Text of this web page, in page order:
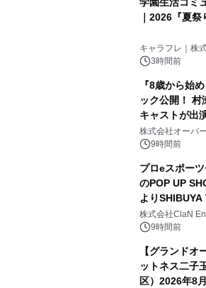
学園生活コミ
｜2026『夏
キャラフレ｜株
デザインズ
3時間前
『8歳から始
ック公開！ 村
キャストが出
株式会社オーバ
9時間前
プロeスポーツ
のPOP UP
よりSHIBUYA
開催決定！！
株式会社ClaN
9時間前
【グランドオ
ットネス二子
区）2026年8